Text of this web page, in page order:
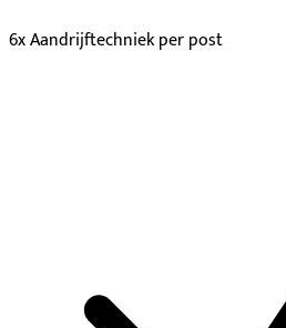
6x Aandrijftechniek per post